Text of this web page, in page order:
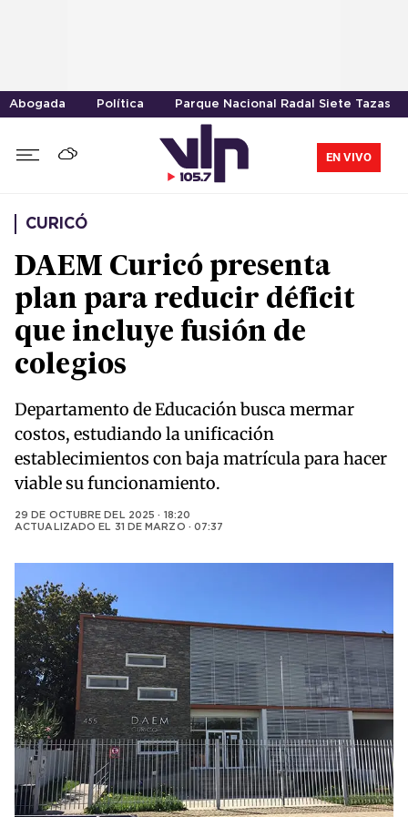
Abogada Política Parque Nacional Radal Siete Tazas
EN VIVO
CURICÓ
DAEM Curicó presenta
plan para reducir déficit
que incluye fusión de
colegios
Departamento de Educación busca mermar
costos, estudiando la unificación
establecimientos con baja matrícula para hacer
viable su funcionamiento.
29 DE OCTUBRE DEL 2025 · 18:20
ACTUALIZADO EL 31 DE MARZO · 07:37